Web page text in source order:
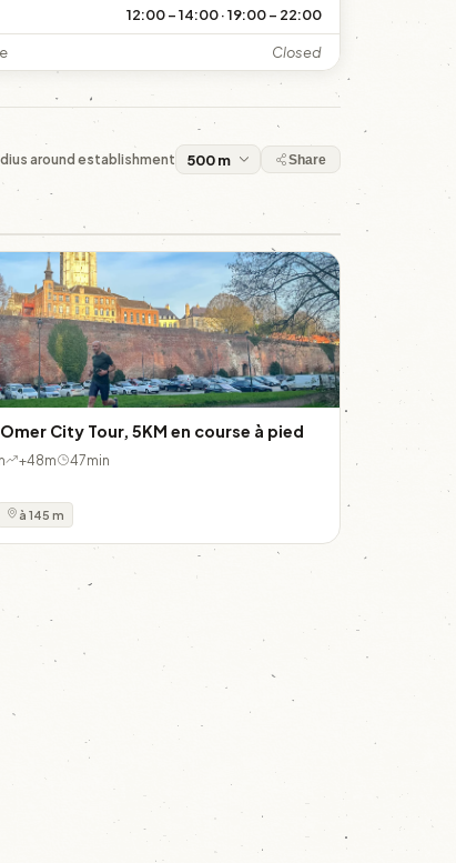
12:00 – 14:00 · 19:00 – 22:00
Closed
around establishment Share
City Tour, 5KM en course à pied
+48m 47min
à 145 m